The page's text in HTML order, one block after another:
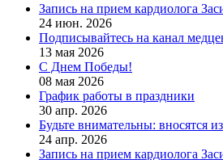
Запись на прием кардиолога
24 июн. 2026
Подписывайтесь на канал
13 мая 2026
С Днем Победы!
08 мая 2026
График работы в праздники
30 апр. 2026
Будьте внимательны: вносятся
24 апр. 2026
Запись на прием кардиолога